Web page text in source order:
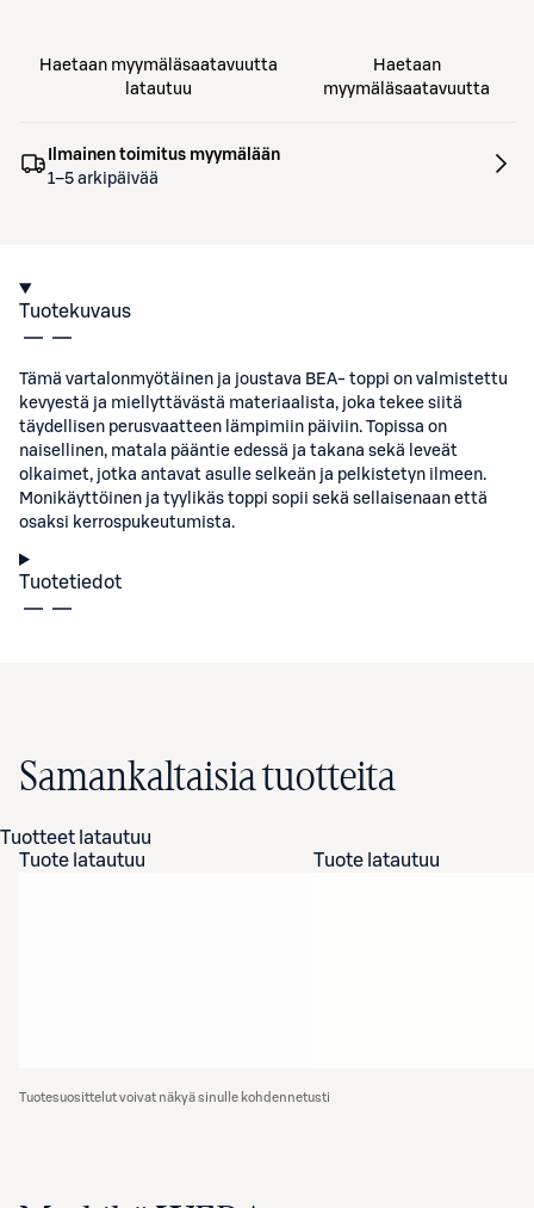
Haetaan myymäläsaatavuutta
latautuu
Haetaan
myymäläsaatavuutta
Ilmainen toimitus myymälään
1–5 arkipäivää
Tuotekuvaus
Tämä vartalonmyötäinen ja joustava BEA- toppi on valmistettu
kevyestä ja miellyttävästä materiaalista, joka tekee siitä
täydellisen perusvaatteen lämpimiin päiviin. Topissa on
naisellinen, matala pääntie edessä ja takana sekä leveät
olkaimet, jotka antavat asulle selkeän ja pelkistetyn ilmeen.
Monikäyttöinen ja tyylikäs toppi sopii sekä sellaisenaan että
osaksi kerrospukeutumista.
Tuotetiedot
Samankaltaisia tuotteita
Tuotteet latautuu
Tuote latautuu
Tuote latautuu
Tuotesuosittelut voivat näkyä sinulle kohdennetusti